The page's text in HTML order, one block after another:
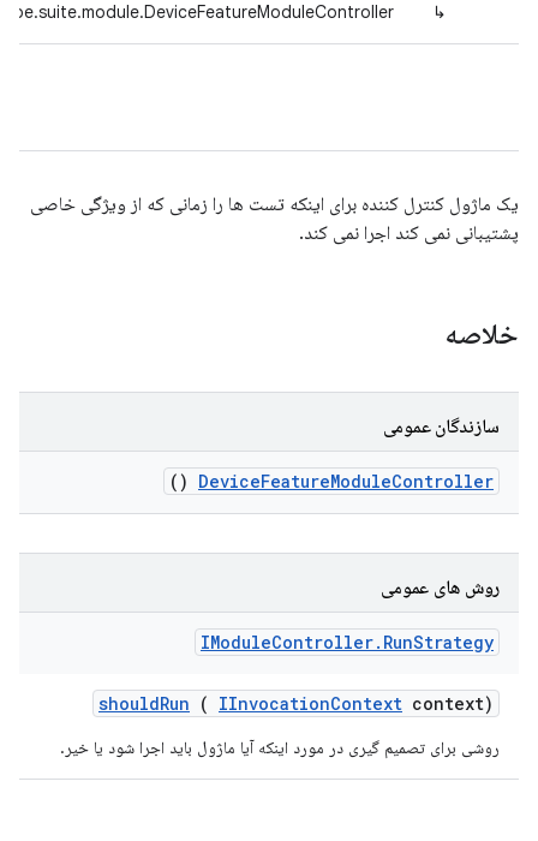
↳
یک ماژول کنترل کننده برای اینکه تست ها را زمانی که از ویژگی خاصی
پشتیبانی نمی کند اجرا نمی کند.
خلاصه
سازندگان عمومی
DeviceFeatureModuleController
()
روش های عمومی
IModuleController. RunStrategy
shouldRun ( IInvocationContext context)
روشی برای تصمیم گیری در مورد اینکه آیا ماژول باید اجرا شود یا خیر.